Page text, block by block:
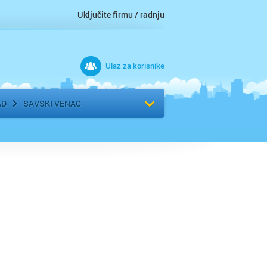
Uključite firmu / radnju
Ulaz za korisnike
SAVSKI VENACIzaberite komšiluk